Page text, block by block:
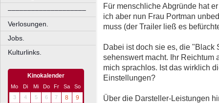
––––––––––––––––––––
Verlosungen.
Jobs.
Kulturlinks.
Kinokalender
Mo Di Mi Do Fr Sa
So
3
4 5 6 7 8
9
Für menschliche Abgründe hat
ich aber nun Frau Portman
muss (der Trailer ließ es
Dabei ist doch sie es, die
sehenswert macht. Ihr Reichtum
mich sprachlos. Ist das wirklich
Einstellungen?
Über die Darsteller-Leistungen